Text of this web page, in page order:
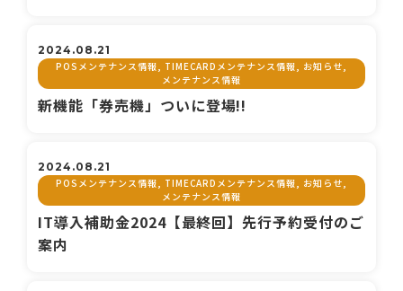
2024.08.21
POSメンテナンス情報, TIMECARDメンテナンス情報, お知らせ,
メンテナンス情報
新機能「券売機」ついに登場!!
2024.08.21
POSメンテナンス情報, TIMECARDメンテナンス情報, お知らせ,
メンテナンス情報
IT導入補助金2024【最終回】先行予約受付のご
案内